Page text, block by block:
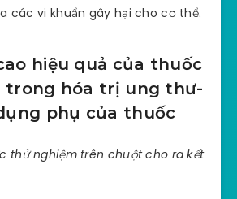
các vi khuẩn gây hại cho cơ thể.
hiệu quả của thuốc
trong hóa trị ung thư-
phụ của thuốc
thử nghiệm trên chuột cho ra kết